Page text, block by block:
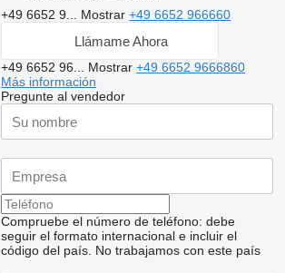
+49 6652 9... Mostrar+49 6652 966660
Llámame Ahora
+49 6652 96... Mostrar+49 6652 9666860
Más información
Pregunte al vendedor
Compruebe el número de teléfono: debe
seguir el formato internacional e incluir el
código del país. No trabajamos con este país